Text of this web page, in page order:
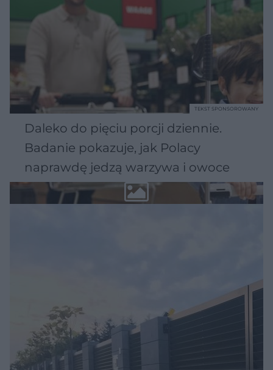
Daleko do pięciu porcji dziennie.
Badanie pokazuje, jak Polacy
naprawdę jedzą warzywa i owoce
TEKST SPONSOROWANY